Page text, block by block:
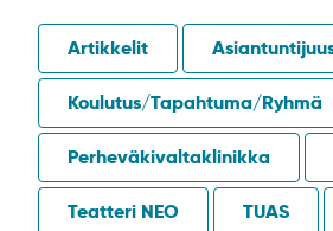
Artikkelit
Koulutus/Tapahtuma/Ryhmä
Perheväkivaltaklinikka
Teatteri NEO TUAS